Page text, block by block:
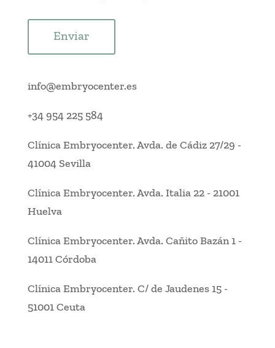
Enviar
info@embryocenter.es
+34 954 225 584
Clínica Embryocenter.Avda. de Cádiz 27/29 -
41004 Sevilla
Clínica Embryocenter.Avda. Italia 22- 21001
Huelva
Clínica Embryocenter.Avda. Cañito Bazán 1-
14011 Córdoba
Clínica Embryocenter. C/ de Jaudenes 15-
51001 Ceuta